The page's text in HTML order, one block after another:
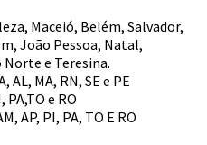
Maceió, Belém, Salvador,
João Pessoa, Natal,
Norte e Teresina.
AL, MA, RN, SE e PE
PA,TO e RO
AP, PI, PA, TO E RO